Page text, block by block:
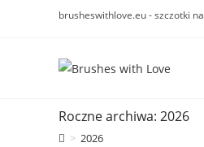
brusheswithlove.eu - szczotki
Roczne archiwa: 2026
> 2026